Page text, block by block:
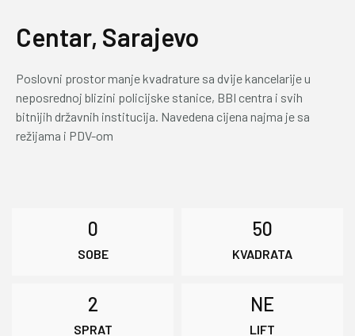
Centar, Sarajevo
Poslovni prostor manje kvadrature sa dvije kancelarije u
neposrednoj blizini policijske stanice, BBI centra i svih
bitnijih državnih institucija. Navedena cijena najma je sa
režijama i PDV-om
0
SOBE
50
KVADRATA
2
SPRAT
NE
LIFT